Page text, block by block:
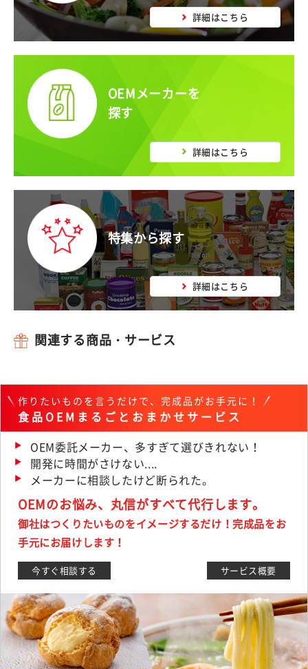
詳細はこちら
OEMメーカーを
探す
詳細はこちら
特集から探す
詳細はこちら
関連する商品・サービス
作りたいものを言うだけで、完成品がお手元に！
食品OEMまるごとおまかせサービス
OEM委託メーカー、多すぎて選びきれない！
開発に時間がさけない....
メーカーに相談したけど断られた。
OEMのお悩み、丸信がすべて代行します。
御社はつくりたいものをイメージするだけ！完成品をお
手元にお届けします！
今すぐ相談する サービス概要